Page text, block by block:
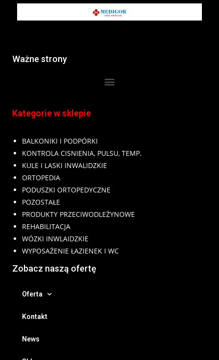
Ważne strony
Kategorie w sklepie
BALKONIKI I PODPÓRKI
KONTROLA CISNIENIA, PULSU, TEMP.
KULE I LASKI INWALIDZKIE
ORTOPEDIA
PODUSZKI ORTOPEDYCZNE
POZOSTAŁE
PRODUKTY PRZECIWODLEŻYNOWE
REHABILITACJA
WÓZKI INWLAIDZKIE
WYPOSAŻENIE ŁAZIENEK I WC
Zobacz naszą ofertę
Oferta
Kontakt
News